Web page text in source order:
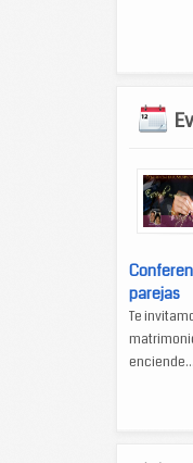
parejas
Te